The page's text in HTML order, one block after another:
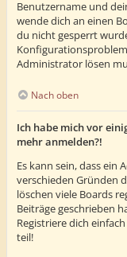
Benutzername und
wende dich an einen
du nicht gesperrt
Administrator lösen
Nach oben
Ich habe mich vor
mehr anmelden?!
Es kann sein, dass
verschieden Gründen
löschen viele Boards
Beiträge geschrieben
Registriere dich
teil!